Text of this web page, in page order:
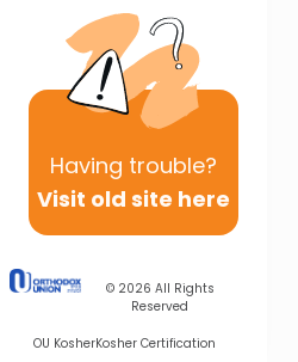
Having trouble?
Visit old site here
© 2026 All Rights
Reserved
OU KosherKosher Certification
Other Halacha Series